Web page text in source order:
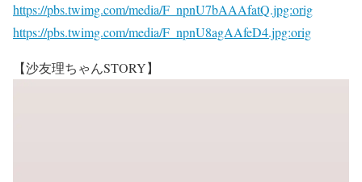
https://pbs.twimg.com/media/F_npnU7bAAAfatQ.jpg:orig
https://pbs.twimg.com/media/F_npnU8agAAfeD4.jpg:orig
【沙友理ちゃんSTORY】